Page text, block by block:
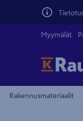
Myymälät
Rakennusmateriaalit